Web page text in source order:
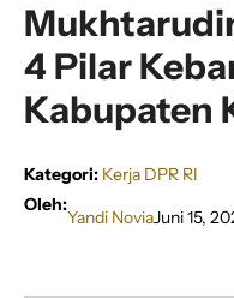
4 Pilar
Kabupaten
Kategori: Kerja DPR RI
Oleh:
Yandi NoviaJuni 15,